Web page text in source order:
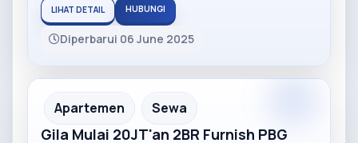
LIHAT DETAIL HUBUNGI
Diperbarui 06 June 2025
Partner Ad
Apartemen Sewa
Gila Mulai 20JT'an 2BR Furnish PBG